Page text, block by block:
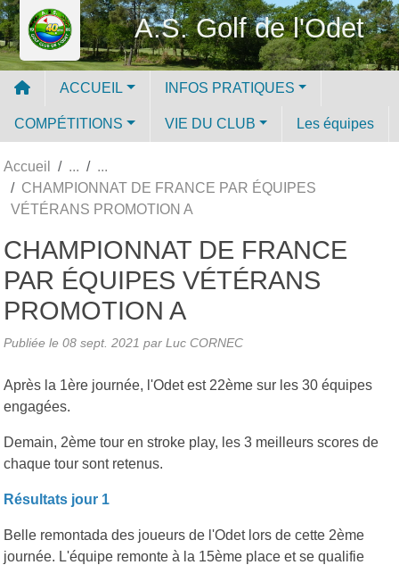
A.S. Golf de l'Odet
ACCUEIL INFOS PRATIQUES
COMPÉTITIONS VIE DU CLUB Les équipes
Accueil
CHAMPIONNAT DE FRANCE PAR ÉQUIPES
VÉTÉRANS PROMOTION A
CHAMPIONNAT DE FRANCE
PAR ÉQUIPES VÉTÉRANS
PROMOTION A
Publiée le 08 sept. 2021 par Luc CORNEC
Après la 1ère journée, l'Odet est 22ème sur les 30 équipes
engagées.
Demain, 2ème tour en stroke play, les 3 meilleurs scores de
chaque tour sont retenus.
Résultats jour 1
Belle remontada des joueurs de l'Odet lors de cette 2ème
journée. L'équipe remonte à la 15ème place et se qualifie
Panneau de gestion des cookies